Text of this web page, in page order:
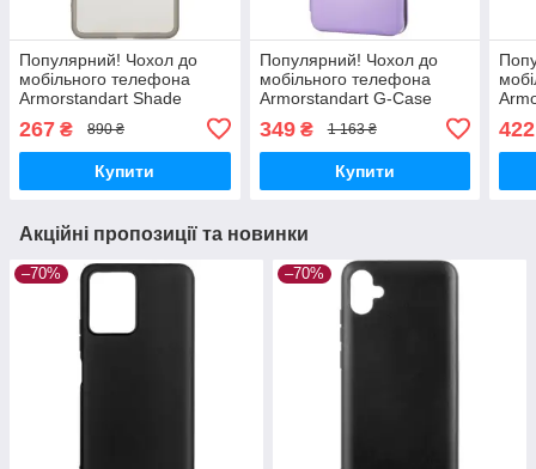
Популярний! Чохол до
мобільного телефона
Armorstandart Shade
Xiaomi Redmi Note 15 5G /
Poco M8 5G Black
(ARM89856) - Краща
267 ₴ 890 ₴
Купити
Популярний! Чохол до
мобільного телефона
Armorstandart G-Case
Xiaomi Redmi Note 15 5G /
Poco M8 5G Lilac
(ARM89969) - Краща
349₴ 1 163 ₴
Купити
Plus
422
Акційні пропозиції та новинки
–70% –70%